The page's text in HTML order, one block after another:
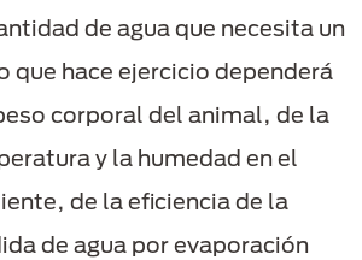
de agua que necesita un
que hace ejercicio dependerá
corporal del animal, de la
y la humedad en el
de la eficiencia de la
de agua por evaporación